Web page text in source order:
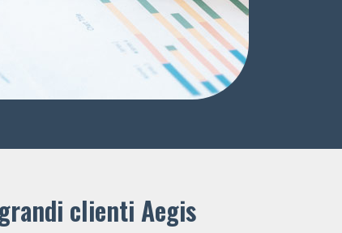
clienti ​Aegis